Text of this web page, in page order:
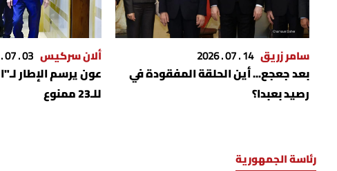
سامر زريق 14 . 07 . 2026
بعد جعجع... أين الحلقة المفقودة في
رصيد بعبدا؟
ألان سركيس 03 . 07 . 2026
عون يرسم الإطار
للـ23 ممنوع
رئاسة الجمهورية